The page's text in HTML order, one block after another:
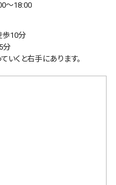
～18:00
歩10分
分
いくと右手にあります。